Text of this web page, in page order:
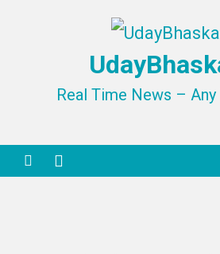
Real Time News –